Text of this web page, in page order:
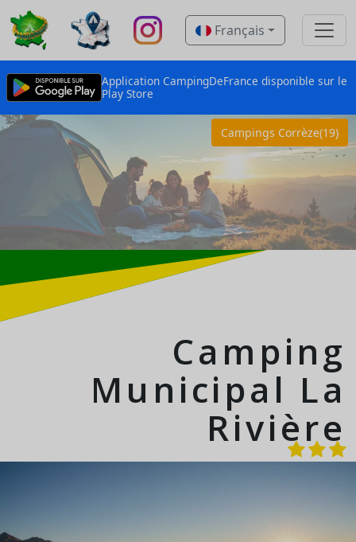
Français
Application CampingDeFrance disponible sur le
Play Store
Campings Corrèze(19)
Camping
Municipal La
Rivière